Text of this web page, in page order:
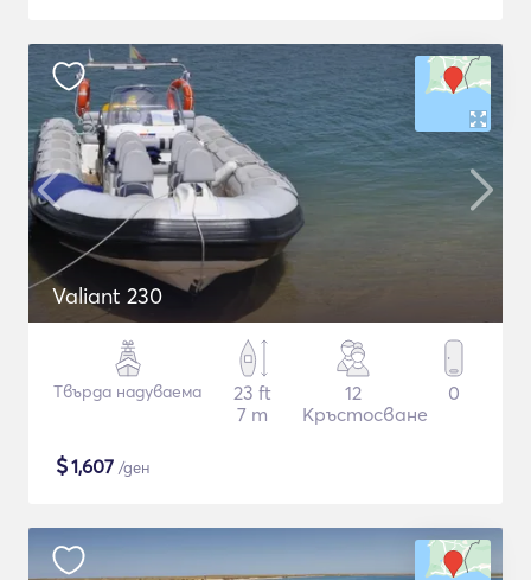
Valiant 230
Твърда надуваема
23 ft
7 m
12
Кръстосване
0
$1,607 /ден